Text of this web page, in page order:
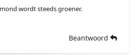
wordt steeds groener.
Beantwoord